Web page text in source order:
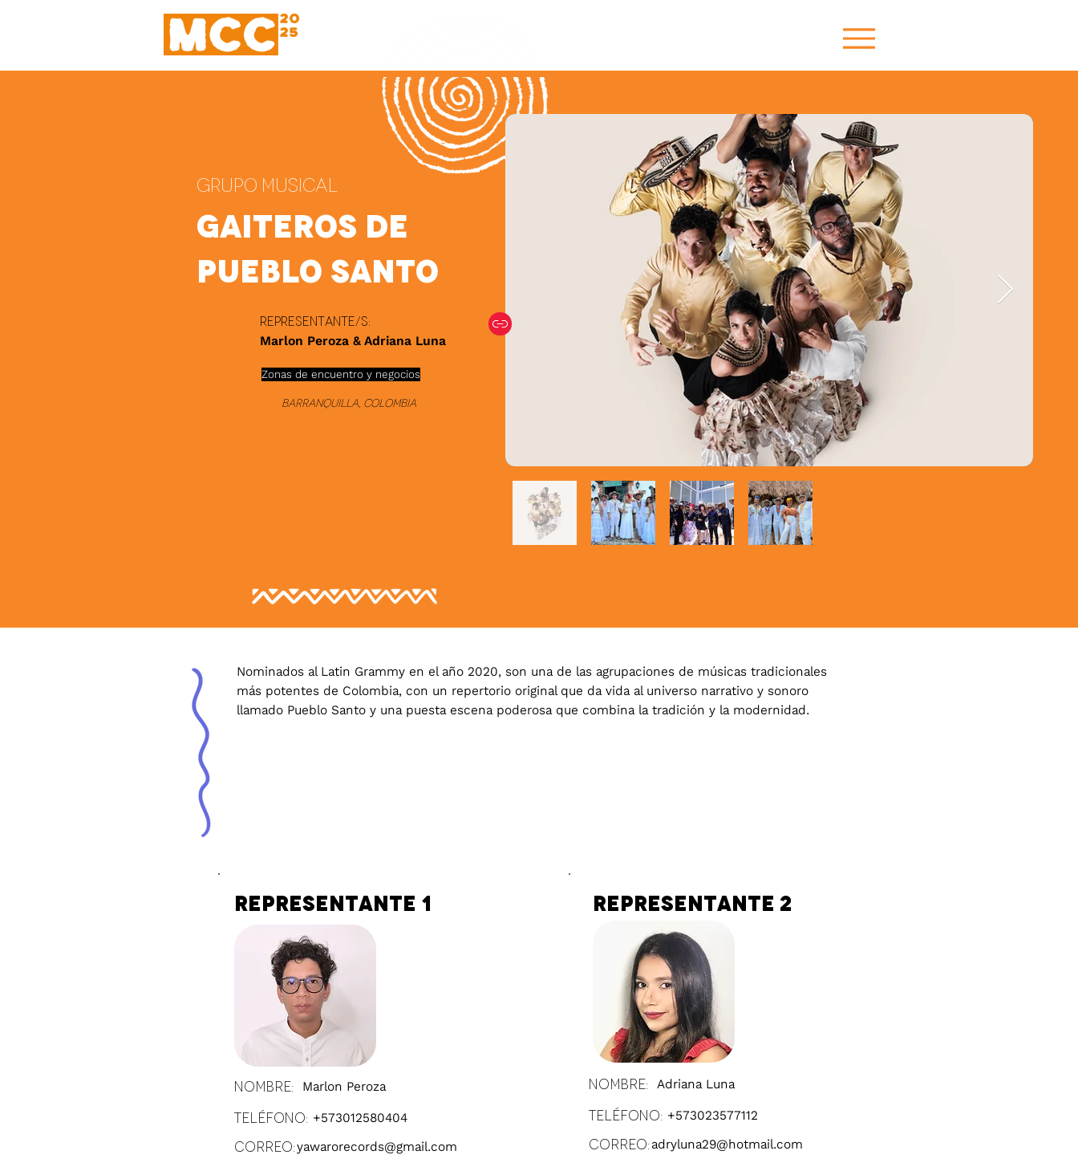
Grupo Musical
Gaiteros De
Pueblo Santo
Representante/s:
Marlon Peroza & Adriana Luna
Zonas de encuentro y negocios
Barranquilla, Colombia
Nominados al Latin Grammy en el año 2020, son una de las agrupaciones de músicas tradicionales
más potentes de Colombia, con un repertorio original que da vida al universo narrativo y sonoro
llamado Pueblo Santo y una puesta escena poderosa que combina la tradición y la modernidad.
Representante 1
Nombre: Marlon Peroza
Teléfono: +573012580404
Correo:yawarorecords@gmail.com
Representante 2
Nombre: Adriana Luna
Teléfono: +573023577112
Correo:adryluna29@hotmail.com